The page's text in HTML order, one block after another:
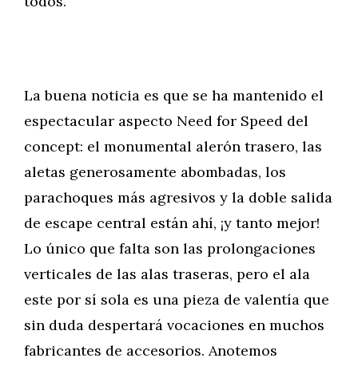
La buena noticia es que se ha mantenido el
espectacular aspecto Need for Speed del
concept: el monumental alerón trasero, las
aletas generosamente abombadas, los
parachoques más agresivos y la doble salida
de escape central están ahí, ¡y tanto mejor!
Lo único que falta son las prolongaciones
verticales de las alas traseras, pero el ala
este por sí sola es una pieza de valentía que
sin duda despertará vocaciones en muchos
fabricantes de accesorios. Anotemos